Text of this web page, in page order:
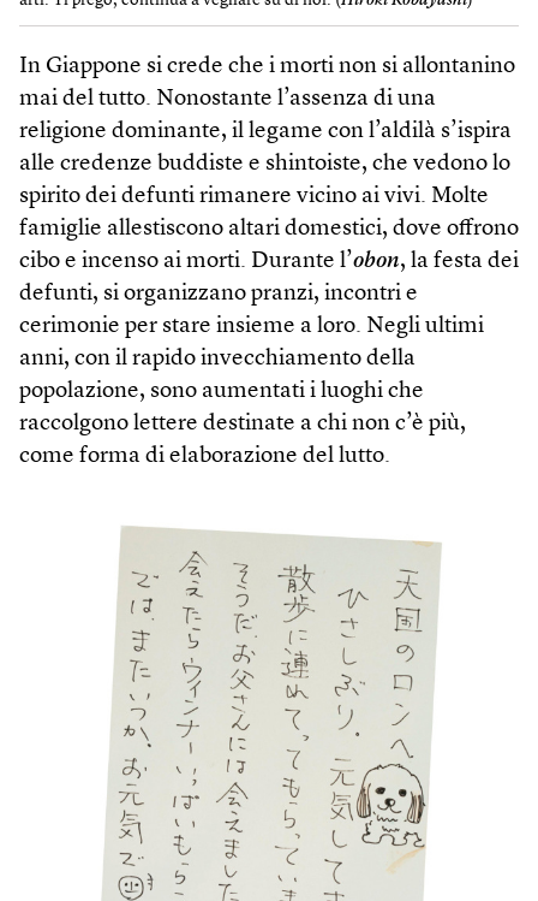
In Giappone si crede che i morti non si allontanino
mai del tutto. Nonostante l’assenza di una
religione dominante, il legame con l’aldilà s’ispira
alle credenze buddiste e shintoiste, che vedono lo
spirito dei defunti rimanere vicino ai vivi. Molte
famiglie allestiscono altari domestici, dove offrono
cibo e incenso ai morti. Durante l’obon, la festa dei
defunti, si organizzano pranzi, incontri e
cerimonie per stare insieme a loro. Negli ultimi
anni, con il rapido invecchiamento della
popolazione, sono aumentati i luoghi che
raccolgono lettere destinate a chi non c’è più,
come forma di elaborazione del lutto.